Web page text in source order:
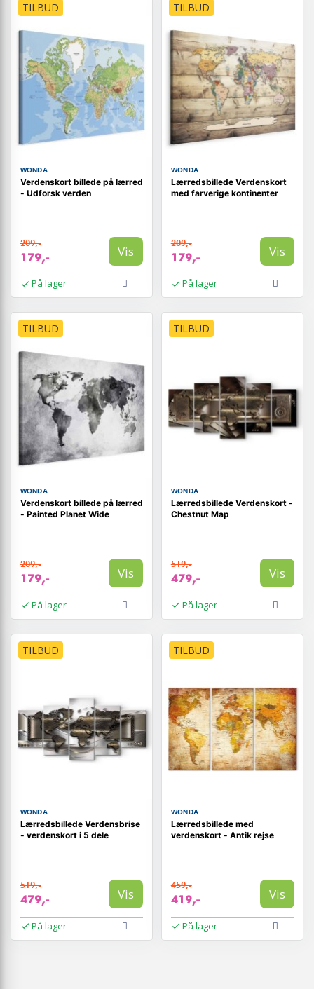
TILBUD
WONDA
Verdenskort billede på lærred
- Udforsk verden
209,-
179,- Vis
På lager
TILBUD
WONDA
Lærredsbillede Verdenskort
med farverige kontinenter
209,-
179,- Vis
På lager
TILBUD
WONDA
Verdenskort billede på lærred
- Painted Planet Wide
209,-
179,- Vis
På lager
TILBUD
WONDA
Lærredsbillede Verdenskort -
Chestnut Map
519,-
479,- Vis
På lager
TILBUD
WONDA
Lærredsbillede Verdensbrise
- verdenskort i 5 dele
519,-
479,- Vis
På lager
TILBUD
WONDA
Lærredsbillede med
verdenskort - Antik rejse
459,-
419,- Vis
På lager